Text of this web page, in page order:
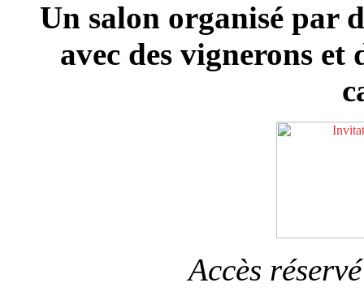
Un salon organisé par
avec des vignerons et
Accès